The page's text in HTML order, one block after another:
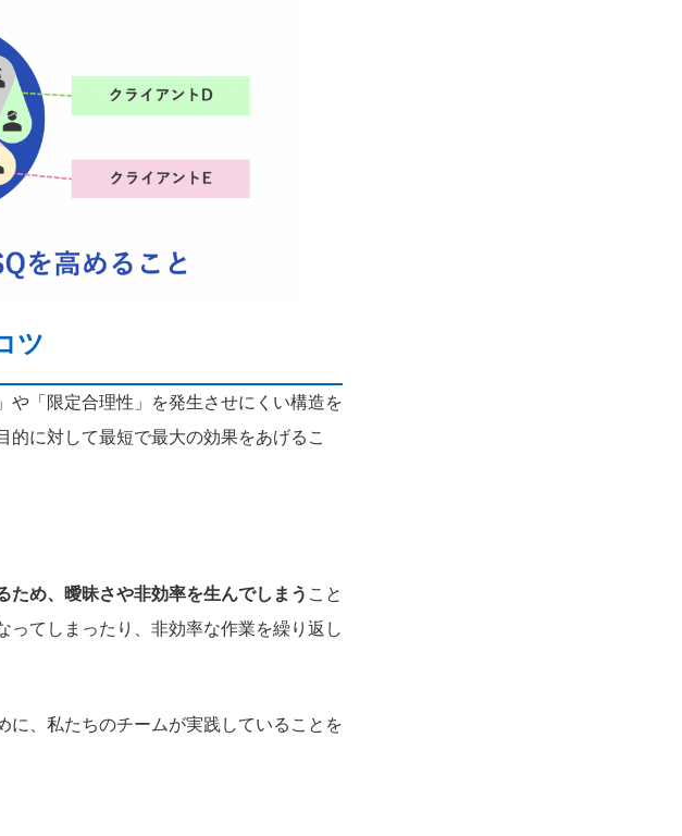
ツ
や「限定合理性」を発生させにくい構造を
に対して最短で最大の効果をあげるこ
ため、曖昧さや非効率を生んでしまう こと
ってしまったり、非効率な作業を繰り返し
に、私たちのチームが実践していることを